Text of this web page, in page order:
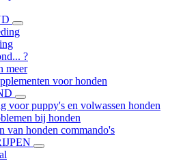
?
meer
voor honden
voor puppy's en volwassen honden
bij honden
van honden commando's